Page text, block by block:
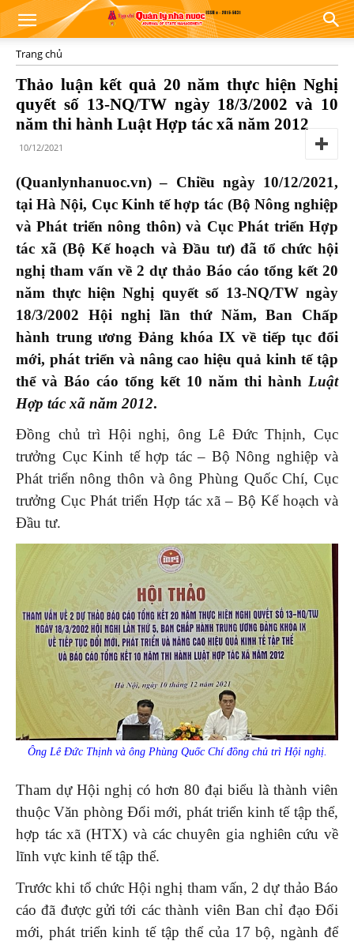
Trang chủ
Thảo luận kết quả 20 năm thực hiện Nghị
quyết số 13-NQ/TW ngày 18/3/2002 và 10
năm thi hành Luật Hợp tác xã năm 2012
10/12/2021
(Quanlynhanuoc.vn) – Chiều ngày 10/12/2021,
tại Hà Nội, Cục Kinh tế hợp tác (Bộ Nông nghiệp
và Phát triển nông thôn) và Cục Phát triển Hợp
tác xã (Bộ Kế hoạch và Đầu tư) đã tổ chức hội
nghị tham vấn về 2 dự thảo Báo cáo tổng kết 20
năm thực hiện Nghị quyết số 13-NQ/TW ngày
18/3/2002 Hội nghị lần thứ Năm, Ban Chấp
hành trung ương Đảng khóa IX về tiếp tục đổi
mới, phát triển và nâng cao hiệu quả kinh tế tập
thể và Báo cáo tổng kết 10 năm thi hành Luật
Hợp tác xã năm 2012.
Đồng chủ trì Hội nghị, ông Lê Đức Thịnh, Cục
trưởng Cục Kinh tế hợp tác – Bộ Nông nghiệp và
Phát triển nông thôn và ông Phùng Quốc Chí, Cục
trưởng Cục Phát triển Hợp tác xã – Bộ Kế hoạch và
Đầu tư.
Ông Lê Đức Thịnh và ông Phùng Quốc Chí đồng chủ trì Hội nghị.
Tham dự Hội nghị có hơn 80 đại biểu là thành viên
thuộc Văn phòng Đổi mới, phát triển kinh tế tập thể,
hợp tác xã (HTX) và các chuyên gia nghiên cứu về
lĩnh vực kinh tế tập thể.
Trước khi tổ chức Hội nghị tham vấn, 2 dự thảo Báo
cáo đã được gửi tới các thành viên Ban chỉ đạo Đổi
mới, phát triển kinh tế tập thể của 17 bộ, ngành để